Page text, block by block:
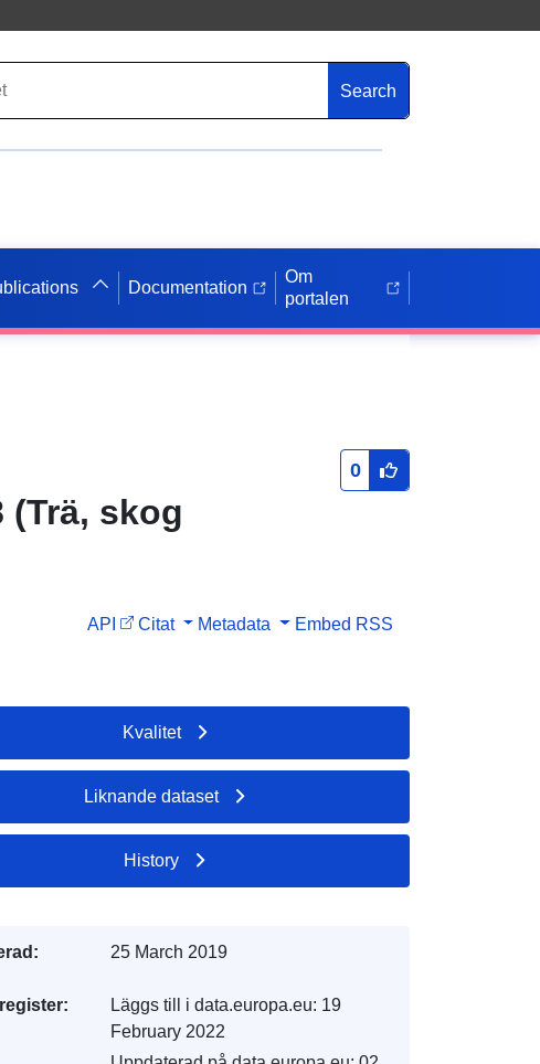
Search
Documentation
Om
portalen
skog
0
API Citat Metadata Embed RSS
Kvalitet
Liknande dataset
History
25 March 2019
Läggs till i data.europa.eu: 19
February 2022